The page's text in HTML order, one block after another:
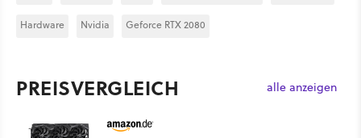
Hardware Nvidia Geforce RTX 2080
PREISVERGLEICH alle anzeigen